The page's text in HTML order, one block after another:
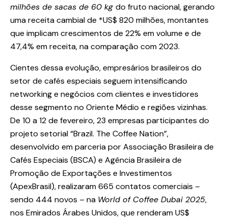
milhões de sacas de 60 kg do fruto nacional, gerando
uma receita cambial de *US$ 820 milhões, montantes
que implicam crescimentos de 22% em volume e de
47,4% em receita, na comparação com 2023.
Cientes dessa evolução, empresários brasileiros do
setor de cafés especiais seguem intensificando
networking e negócios com clientes e investidores
desse segmento no Oriente Médio e regiões vizinhas.
De 10 a 12 de fevereiro, 23 empresas participantes do
projeto setorial “Brazil. The Coffee Nation”,
desenvolvido em parceria por Associação Brasileira de
Cafés Especiais (BSCA) e Agência Brasileira de
Promoção de Exportações e Investimentos
(ApexBrasil), realizaram 665 contatos comerciais –
sendo 444 novos – na World of Coffee Dubai 2025,
nos Emirados Árabes Unidos, que renderam US$